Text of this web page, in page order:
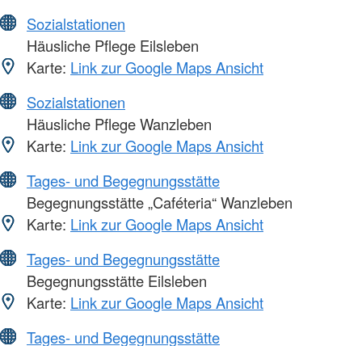
Sozialstationen
Häusliche Pflege Eilsleben
Karte: Link zur Google Maps Ansicht
Sozialstationen
Häusliche Pflege Wanzleben
Karte: Link zur Google Maps Ansicht
Tages- und Begegnungsstätte
Begegnungsstätte „Caféteria“ Wanzleben
Karte: Link zur Google Maps Ansicht
Tages- und Begegnungsstätte
Begegnungsstätte Eilsleben
Karte: Link zur Google Maps Ansicht
Tages- und Begegnungsstätte